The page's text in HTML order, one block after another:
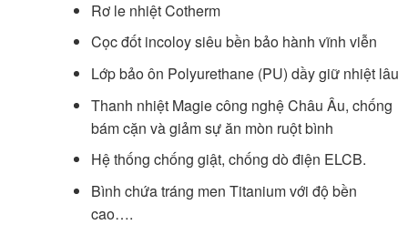
Rơ le nhiệt Cotherm
Cọc đốt incoloy siêu bền bảo hành vĩnh viễn
Lớp bảo ôn Polyurethane (PU) dầy giữ nhiệt lâu
Thanh nhiệt Magie công nghệ Châu Âu, chống
bám cặn và giảm sự ăn mòn ruột bình
Hệ thống chống giật, chống dò điện ELCB.
Bình chứa tráng men Titanium với độ bền
cao….